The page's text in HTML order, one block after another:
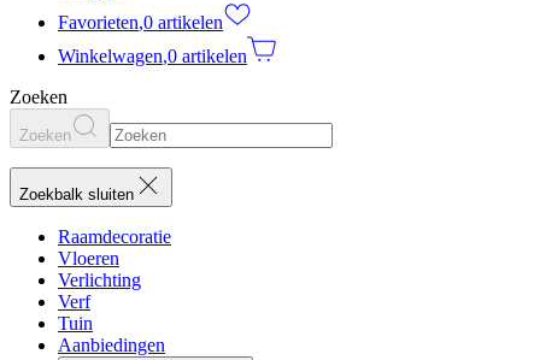
Favorieten,0 artikelen
Winkelwagen,0 artikelen
Zoeken
Zoeken
Zoekbalk sluiten
Raamdecoratie
Vloeren
Verlichting
Verf
Tuin
Aanbiedingen